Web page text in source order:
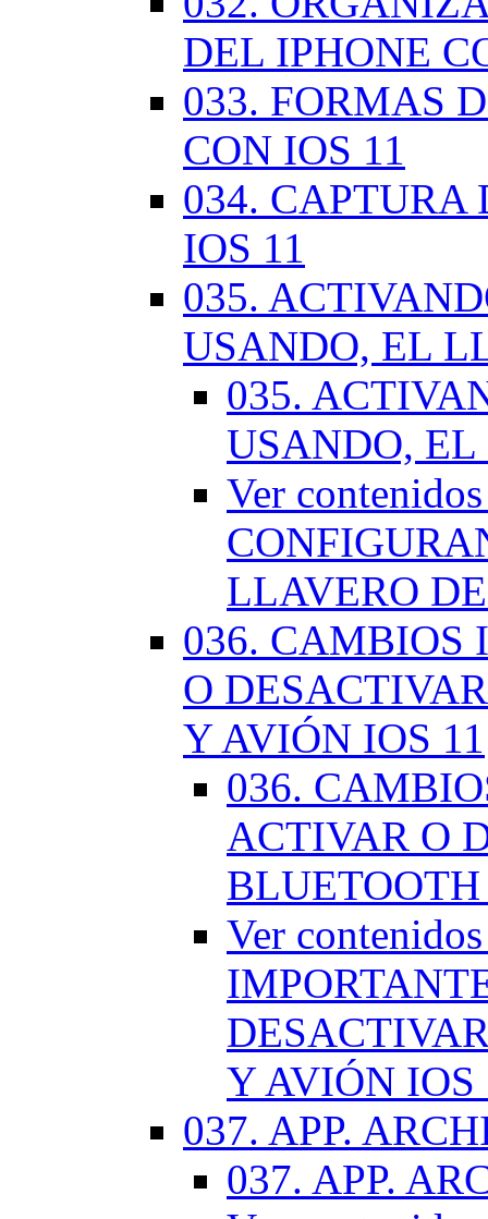
DEL IPHONE
033. FORMAS
CON IOS 11
034. CAPTURA
IOS 11
035.
USANDO, EL
035.
USANDO,
Ver
LLAVERO
036. CAMBIOS
O
Y AVIÓN IOS 11
036.
ACTIVAR O
Ver
Y AVIÓN IOS
037. APP.
037. APP.